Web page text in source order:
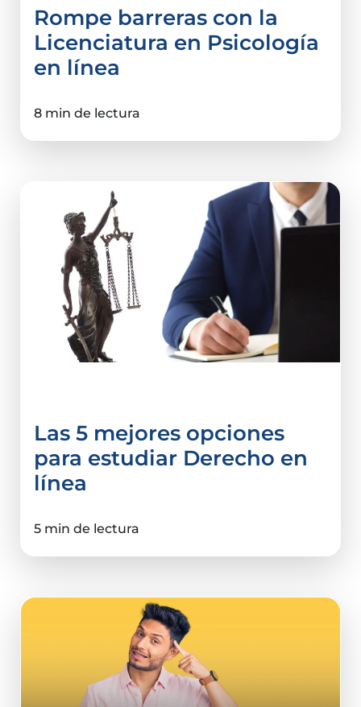
Rompe barreras con la
Licenciatura en Psicología
en línea
8 min de lectura
Las 5 mejores opciones
para estudiar Derecho en
línea
5 min de lectura